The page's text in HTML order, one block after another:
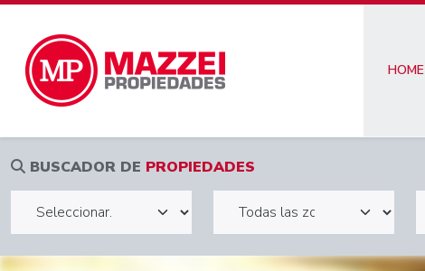
HOME
BUSCADOR DE PROPIEDADES